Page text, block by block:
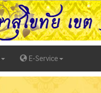
E-Service